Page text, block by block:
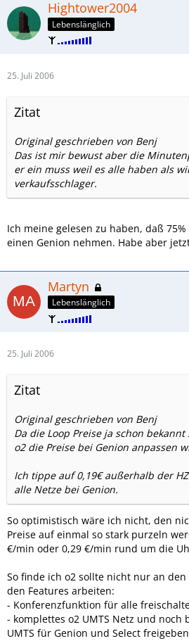
Hightower2004
Lebenslänglich
25. Juli 2006
Zitat
Original geschrieben von Benj
Das ist mir bewust aber die
er ein muss weil es alle haben als
verkaufsschlager.
Ich meine gelesen zu haben, daß
einen Genion nehmen. Habe aber
Martyn
Lebenslänglich
25. Juli 2006
Zitat
Original geschrieben von Benj
Da die Loop Preise ja schon
o2 die Preise bei Genion anpassen
Ich tippe auf 0,19€ außerhalb der
alle Netze bei Genion.
So optimistisch wäre ich nicht, den
Preise auf einmal so stark purzeln
€/min oder 0,29 €/min rund um die
So finde ich o2 sollte nicht nur an
den Features arbeiten:
- Konferenzfunktion für alle
- komplettes o2 UMTS Netz und noch
UMTS für Genion und Select freigeben